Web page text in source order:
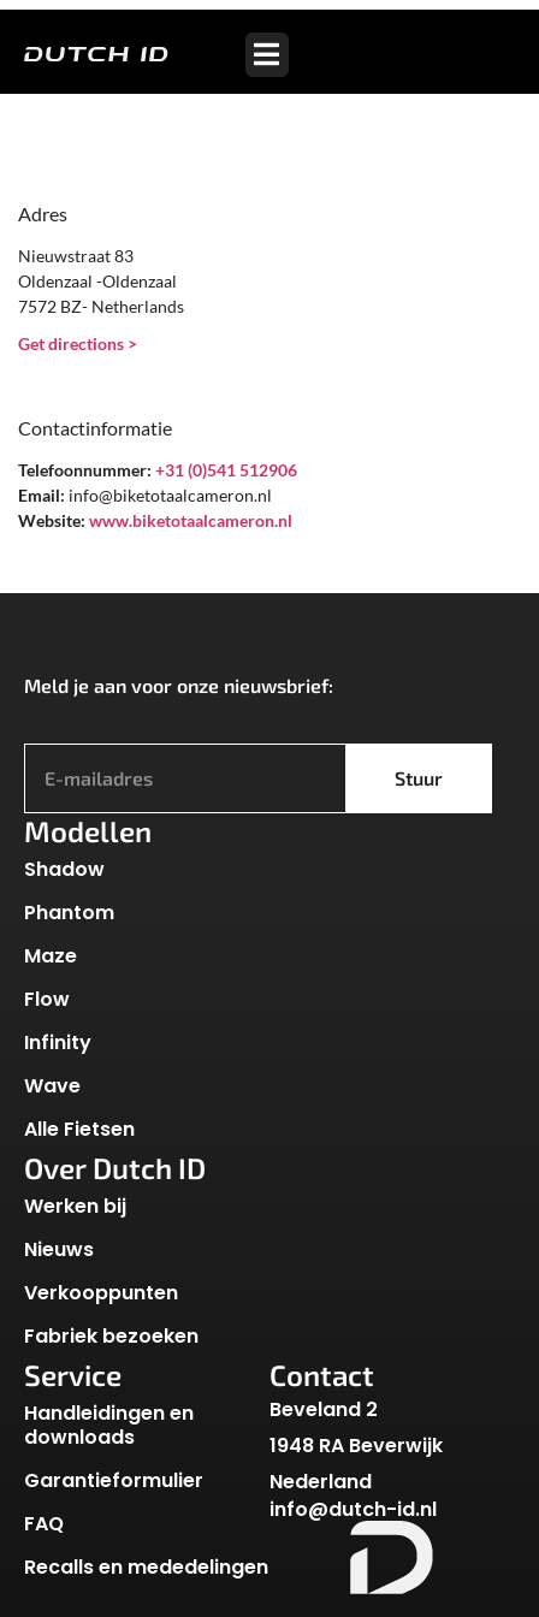
Profile Cameron
Adres
Nieuwstraat 83
Oldenzaal -Oldenzaal
7572 BZ- Netherlands
Get directions >
Contactinformatie
Telefoonnummer: +31 (0)541 512906
Email: info@biketotaalcameron.nl
Website: www.biketotaalcameron.nl
Meld je aan voor onze nieuwsbrief:
Stuur
Modellen
Shadow
Phantom
Maze
Flow
Infinity
Wave
Alle Fietsen
Over Dutch ID
Werken bij
Nieuws
Verkooppunten
Fabriek bezoeken
Service
Handleidingen en
downloads
Garantieformulier
FAQ
Recalls en mededelingen
Contact
Beveland 2
1948 RA Beverwijk
Nederland
info@dutch-id.nl